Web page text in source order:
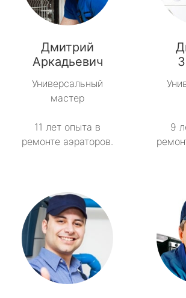
Дмитрий
Аркадьевич
Универсальный
мастер
11 лет опыта в
ремонте аэраторов.
9